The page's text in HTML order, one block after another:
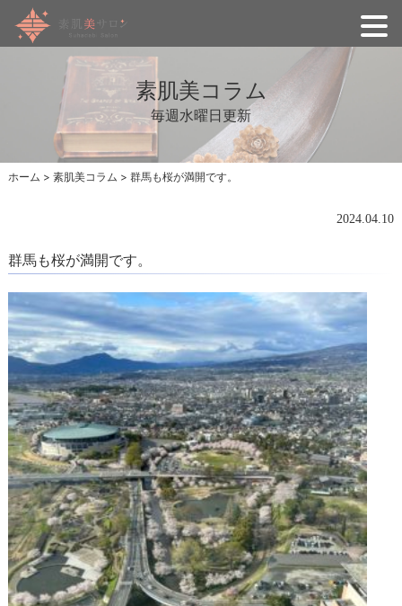
素肌美コラム
毎週水曜日更新
ホーム > 素肌美コラム > 群馬も桜が満開です。
2024.04.10
群馬も桜が満開です。